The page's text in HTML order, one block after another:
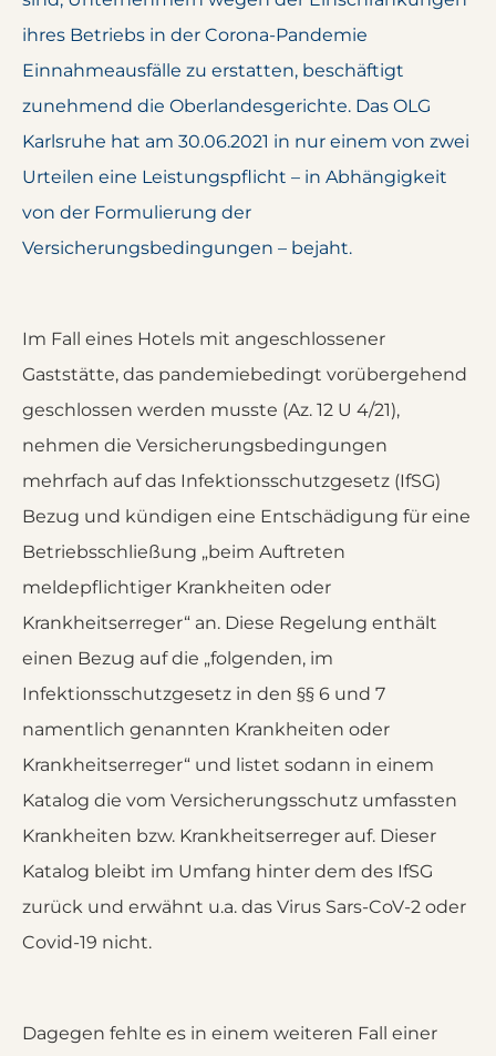
ihres Betriebs in der Corona-Pandemie
Einnahmeausfälle zu erstatten, beschäftigt
zunehmend die Oberlandesgerichte. Das OLG
Karlsruhe hat am 30.06.2021 in nur einem von zwei
Urteilen eine Leistungspflicht – in Abhängigkeit
von der Formulierung der
Versicherungsbedingungen – bejaht.
Im Fall eines Hotels mit angeschlossener
Gaststätte, das pandemiebedingt vorübergehend
geschlossen werden musste (Az. 12 U 4/21),
nehmen die Versicherungsbedingungen
mehrfach auf das Infektionsschutzgesetz (IfSG)
Bezug und kündigen eine Entschädigung für eine
Betriebsschließung „beim Auftreten
meldepflichtiger Krankheiten oder
Krankheitserreger“ an. Diese Regelung enthält
einen Bezug auf die „folgenden, im
Infektionsschutzgesetz in den §§ 6 und 7
namentlich genannten Krankheiten oder
Krankheitserreger“ und listet sodann in einem
Katalog die vom Versicherungsschutz umfassten
Krankheiten bzw. Krankheitserreger auf. Dieser
Katalog bleibt im Umfang hinter dem des IfSG
zurück und erwähnt u.a. das Virus Sars-CoV-2 oder
Covid-19 nicht.
Dagegen fehlte es in einem weiteren Fall einer